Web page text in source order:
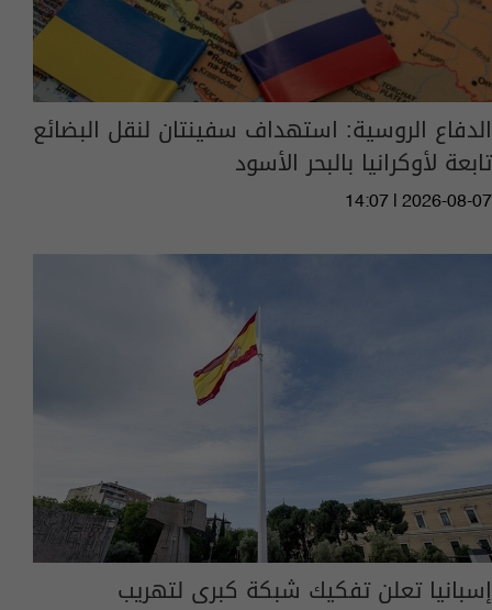
الدفاع الروسية: استهداف سفينتان لنقل البضائع
تابعة لأوكرانيا بالبحر الأسود
14:07 | 2026-08-07
إسبانيا تعلن تفكيك شبكة كبرى لتهريب